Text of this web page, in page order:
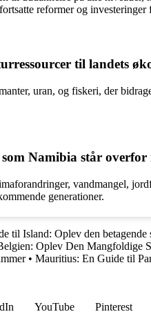
reformer og
til landets
uran, og fiskeri, der
Namibia står
vandmangel,
generationer.
til Island: Oplev den betagende
Oplev Den Mangfoldige
• Mauritius: En Guide til
YouTube Pinterest